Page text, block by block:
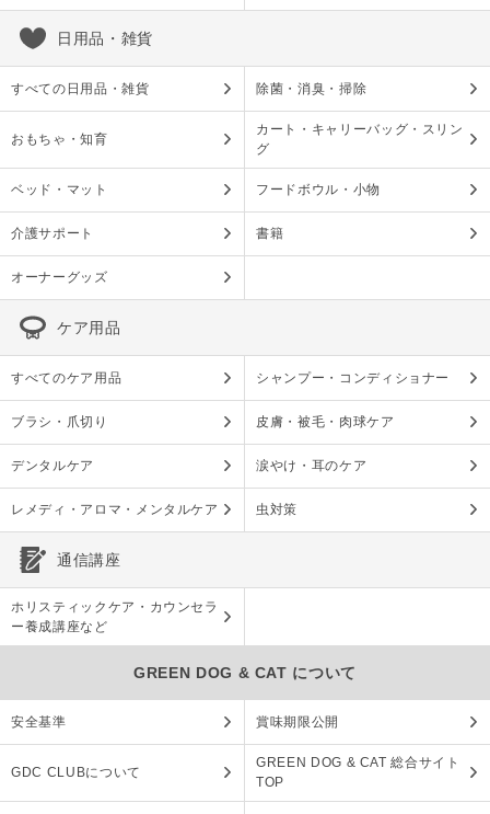
日用品・雑貨
すべての日用品・雑貨 除菌・消臭・掃除
おもちゃ・知育
カート・キャリーバッグ・スリン
グ
ベッド・マット フードボウル・小物
介護サポート 書籍
オーナーグッズ
ケア用品
すべてのケア用品 シャンプー・コンディショナー
ブラシ・爪切り 皮膚・被毛・肉球ケア
デンタルケア 涙やけ・耳のケア
レメディ・アロマ・メンタルケア 虫対策
通信講座
ホリスティックケア・カウンセラ
ー養成講座など
GREEN DOG & CAT について
安全基準 賞味期限公開
GDC CLUBについて
GREEN DOG & CAT 総合サイト
TOP